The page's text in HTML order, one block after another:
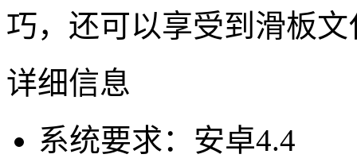
巧，还可以享受到滑板
详细信息
系统要求：安卓4.4